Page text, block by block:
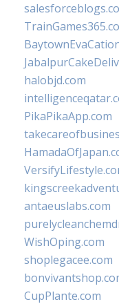
halobjd.com
PikaPikaApp.com
antaeuslabs.com
WishOping.com
shoplegacee.com
CupPlante.com